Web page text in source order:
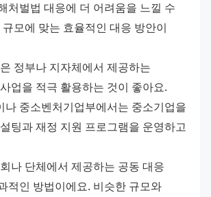
처벌법 대응에 더 어려움을 느낄 수
모에 맞는 효율적인 대응 방안이
정부나 지자체에서 제공하는
업을 적극 활용하는 것이 좋아요.
나 중소벤처기업부에서는 중소기업을
팅과 재정 지원 프로그램을 운영하고
나 단체에서 제공하는 공동 대응
적인 방법이에요. 비슷한 규모와